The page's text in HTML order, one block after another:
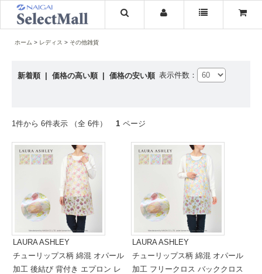
ホーム レディス その他雑貨
新着順 価格の高い順 価格の安い順 表示件数：
1件から 6件表示 （全 6件） 1 ページ
LAURA ASHLEY
チューリップス柄 綿混 オパール
加工 後結び 背付き エプロン レ
LAURA ASHLEY
チューリップス柄 綿混 オパール
加工 フリークロス バッククロス